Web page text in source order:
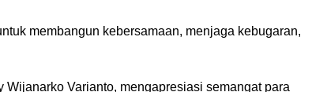
membangun kebersamaan, menjaga kebugaran,
Varianto, mengapresiasi semangat para